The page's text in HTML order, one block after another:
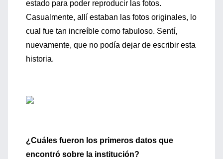
estado para poder reproducir las fotos.
Casualmente, allí estaban las fotos originales, lo
cual fue tan increíble como fabuloso. Sentí,
nuevamente, que no podía dejar de escribir esta
historia.
¿Cuáles fueron los primeros datos que
encontró sobre la institución?